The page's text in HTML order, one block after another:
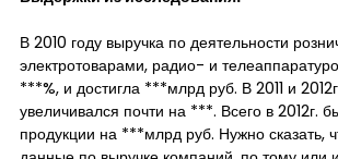
В 2010 году выручка по деятельности
электротоварами, радио- и
***%, и достигла ***млрд руб. В 2011 и
увеличивался почти на ***. Всего в 2012г.
продукции на ***млрд руб. Нужно сказать,